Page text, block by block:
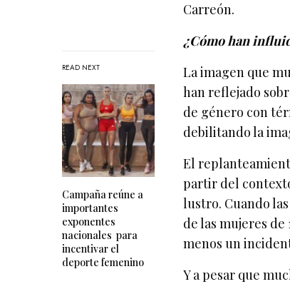
READ NEXT
Campaña reúne a
importantes
exponentes
nacionales para
incentivar el
deporte femenino
Carreón.
¿Cómo han
La imagen que
han reflejado
de género con
debilitando la
El
partir del
lustro. Cuando
de las mujeres
menos un
Y a pesar que